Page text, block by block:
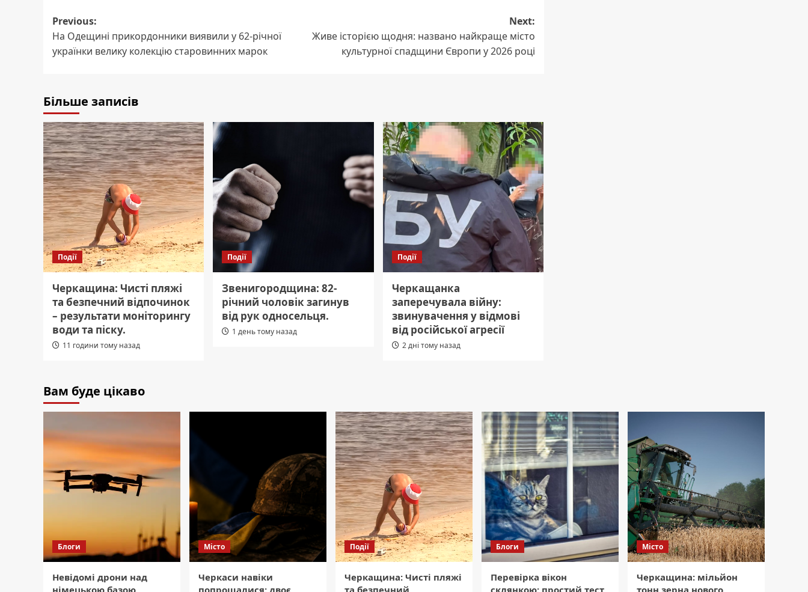
Post
navigation
Previous:
На Одещині прикордонники виявили у 62-річної
українки велику колекцію старовинних марок
Next:
Живе історією щодня: названо найкраще місто
культурної спадщини Європи у 2026 році
Більше записів
Події
Черкащина: Чисті пляжі
та безпечний відпочинок
– результати моніторингу
води та піску.
11 години тому назад
Події
Звенигородщина: 82-
річний чоловік загинув
від рук односельця.
1 день тому назад
Події
Черкащанка
заперечувала війну:
звинувачення у відмові
від російської агресії
2 дні тому назад
Вам буде цікаво
Блоги
Невідомі дрони над
німецькою базою
Місто
Черкаси навіки
попрощалися: двоє
Події
Черкащина: Чисті пляжі
та безпечний
Блоги
Перевірка вікон
склянкою: простий тест
Місто
Черкащина: мільйон
тонн зерна нового